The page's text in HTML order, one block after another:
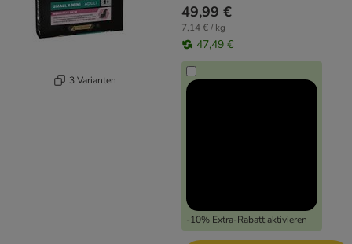
3 Varianten
49,99 €
7,14 € / kg
47,49 €
-10% Extra-Rabatt aktivieren